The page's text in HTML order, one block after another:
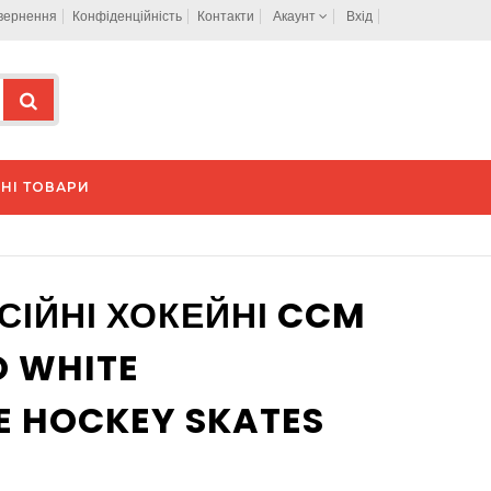
Конфіденційність Контакти Акаунт Вхід
ТОВАРИ
ХОКЕЙНІ CCM
WHITE
HOCKEY SKATES